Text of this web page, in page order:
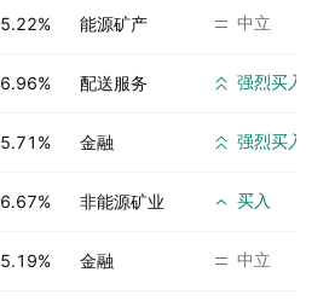
5.22% 能源矿产 中立
6.96% 配送服务 强烈买入
5.71% 金融 强烈买入
6.67% 非能源矿业 买入
5.19% 金融 中立